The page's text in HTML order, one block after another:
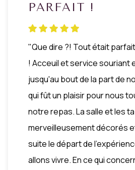
PARFAIT !
"Que dire ?! Tout était
! Acceuil et service souriant
jusqu'au bout de la part de
qui fût un plaisir pour nous
notre repas. La salle et les
merveilleusement décorés
suite le départ de
allons vivre. En ce qui